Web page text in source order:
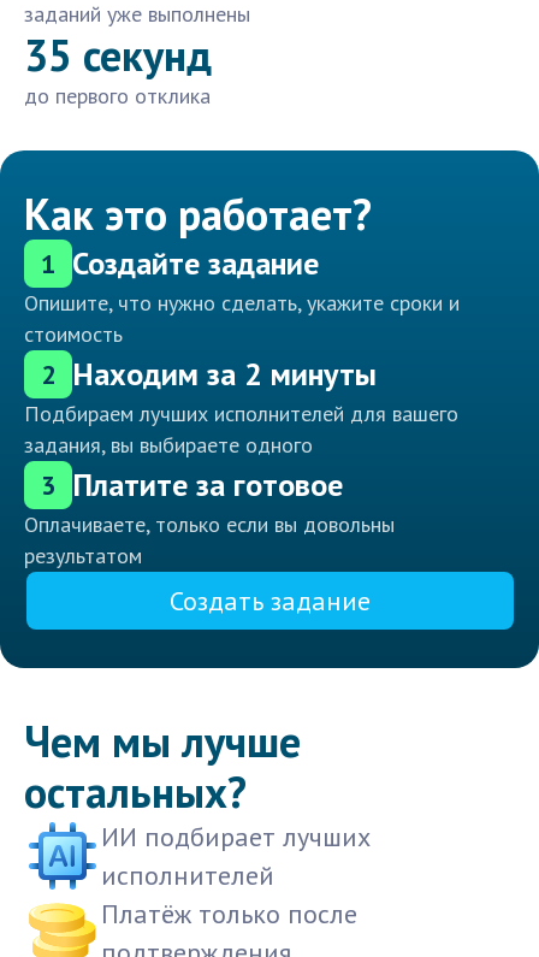
заданий уже выполнены
35 секунд
до первого отклика
Как это работает?
1 Создайте задание
Опишите, что нужно сделать, укажите сроки и
стоимость
2 Находим за 2 минуты
Подбираем лучших исполнителей для вашего
задания, вы выбираете одного
3 Платите за готовое
Оплачиваете, только если вы довольны
результатом
Создать задание
Чем мы лучше
остальных?
ИИ подбирает лучших
исполнителей
Платёж только после